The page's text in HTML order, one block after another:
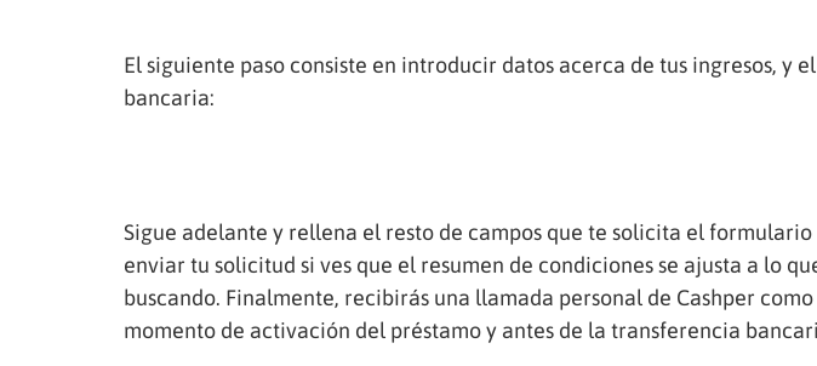
El siguiente paso consiste en introducir datos acerca de tus ingresos, y
bancaria:
Sigue adelante y rellena el resto de campos que te solicita el
enviar tu solicitud si ves que el resumen de condiciones se ajusta a lo
buscando. Finalmente, recibirás una llamada personal de Cashper
momento de activación del préstamo y antes de la transferencia